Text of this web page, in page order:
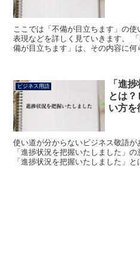
ここでは「不備が目立ちます」の
表現などを詳しく見ていきます。
備が目立ちます」は、その内容に何
ビジネス用語
「進
とは
い方を
使い道が分からないビジネス敬語が
「進捗状況を把握いたしました」
「進捗状況を把握いたしました」